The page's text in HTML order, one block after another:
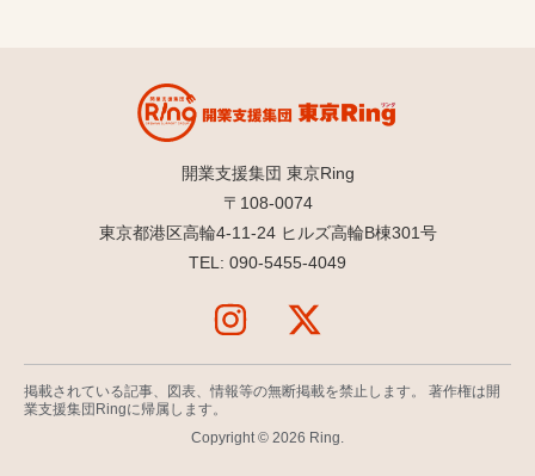
開業支援集団 東京Ring
〒108-0074
東京都港区高輪4-11-24 ヒルズ高輪B棟301号
TEL: 090-5455-4049
掲載されている記事、図表、情報等の無断掲載を禁止します。 著作権は開
業支援集団Ringに帰属します。
Copyright © 2026 Ring.